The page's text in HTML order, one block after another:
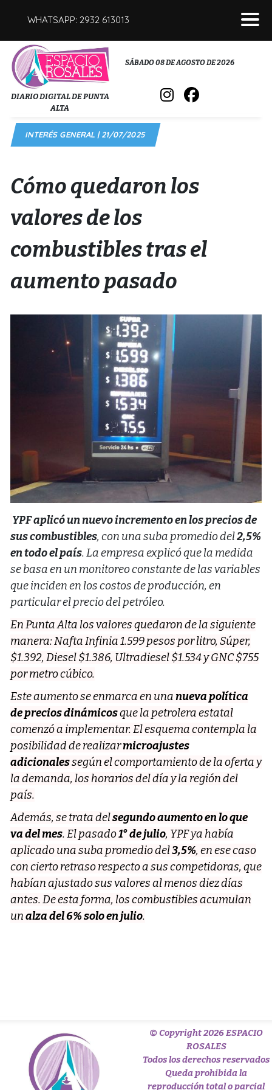
WHATSAPP: 2932 613013
POLICIALES
INTERÉS GENERAL
DEPORTES
DIARIO DIGITAL DE PUNTA
ALTA
SÁBADO 08 DE AGOSTO DE 2026
INTERÉS GENERAL | 21/07/2025
Cómo quedaron los
valores de los
combustibles tras el
aumento pasado
YPF aplicó un nuevo incremento en los precios de
sus combustibles, con una suba promedio del2,5%
en todo el país. La empresa explicó que la medida
se basa en un monitoreo constante de las variables
que inciden en los costos de producción, en
particular el precio del petróleo.
En Punta Alta los valores quedaron de la siguiente
manera: Nafta Infinia 1.599 pesos por litro, Súper,
$1.392, Diesel $1.386, Ultradiesel $1.534 y GNC $755
por metro cúbico.
Este aumento se enmarca en unanueva política
de precios dinámicosque la petrolera estatal
comenzó a implementar. El esquema contempla la
posibilidad de realizarmicroajustes
adicionalessegún el comportamiento de la oferta y
la demanda, los horarios del día y la región del
país.
Además, se trata delsegundo aumento en lo que
va del mes. El pasado1° de julio, YPF ya había
aplicado una suba promedio del3,5%, en ese caso
con cierto retraso respecto a sus competidoras, que
habían ajustado sus valores al menos diez días
antes. De esta forma, los combustibles acumulan
unalza del 6% solo en julio.
© Copyright 2026 ESPACIO
ROSALES
Todos los derechos reservados
Queda prohibida la
reproducción total o parcial